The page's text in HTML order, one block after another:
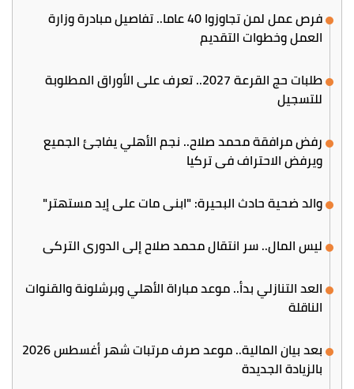
فرص عمل لمن تجاوزوا 40 عاما.. تفاصيل مبادرة وزارة
العمل وخطوات التقديم
طلبات حج القرعة 2027.. تعرف على الأوراق المطلوبة
للتسجيل
رفض مرافقة محمد صلاح.. نجم الأهلي يفاجئ الجميع
ويرفض الاحتراف في تركيا
والد ضحية حادث البحيرة: "ابني مات على إيد مستهتر"
ليس المال.. سر انتقال محمد صلاح إلى الدوري التركي
العد التنازلي بدأ.. موعد مباراة الأهلي وبرشلونة والقنوات
الناقلة
بعد بيان المالية.. موعد صرف مرتبات شهر أغسطس 2026
بالزيادة الجديدة